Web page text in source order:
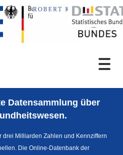
Datensammlung über
drei Milliarden Zahlen und Kennziffern
Die Online-Datenbank der